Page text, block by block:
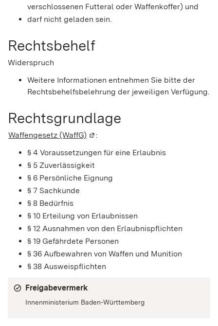
verschlossenen Futteral oder Waffenkoffer) und
darf nicht geladen sein.
Rechtsbehelf
Widerspruch
Weitere Informationen entnehmen Sie bitte der
Rechtsbehelfsbelehrung der jeweiligen Verfügung.
Rechtsgrundlage
Waffengesetz (WaffG) (Wird in einem neuen Fenster
:
§ 4 Voraussetzungen für eine Erlaubnis
§ 5 Zuverlässigkeit
§ 6 Persönliche Eignung
§ 7 Sachkunde
§ 8 Bedürfnis
§ 10 Erteilung von Erlaubnissen
§ 12 Ausnahmen von den Erlaubnispflichten
§ 19 Gefährdete Personen
§ 36 Aufbewahren von Waffen und Munition
§ 38 Ausweispflichten
Freigabevermerk
Innenministerium Baden-Württemberg